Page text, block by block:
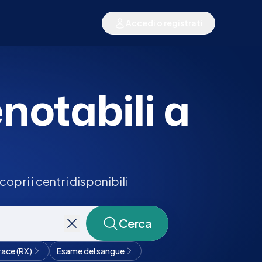
a
i centri disponibili
Cerca
(RX)
Esame del sangue